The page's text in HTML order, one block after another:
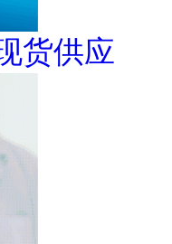
货供应